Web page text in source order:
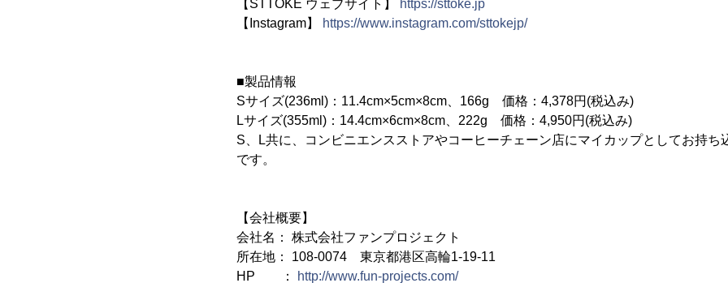
【STTOKE ウェブサイト】
https://sttoke.jp
【Instagram】
https://www.instagram.com/sttokejp/
■製品情報
Sサイズ(236ml)：11.4cm×5cm×8cm、166g 価格：4,378円(税込み)
Lサイズ(355ml)：14.4cm×6cm×8cm、222g 価格：4,950円(税込み)
S、L共に、コンビニエンスストアやコーヒーチェーン店にマイカップとしてお持ち
です。
【会社概要】
会社名： 株式会社ファンプロジェクト
所在地： 108-0074 東京都港区高輪1-19-11
HP ：
http://www.fun-projects.com/